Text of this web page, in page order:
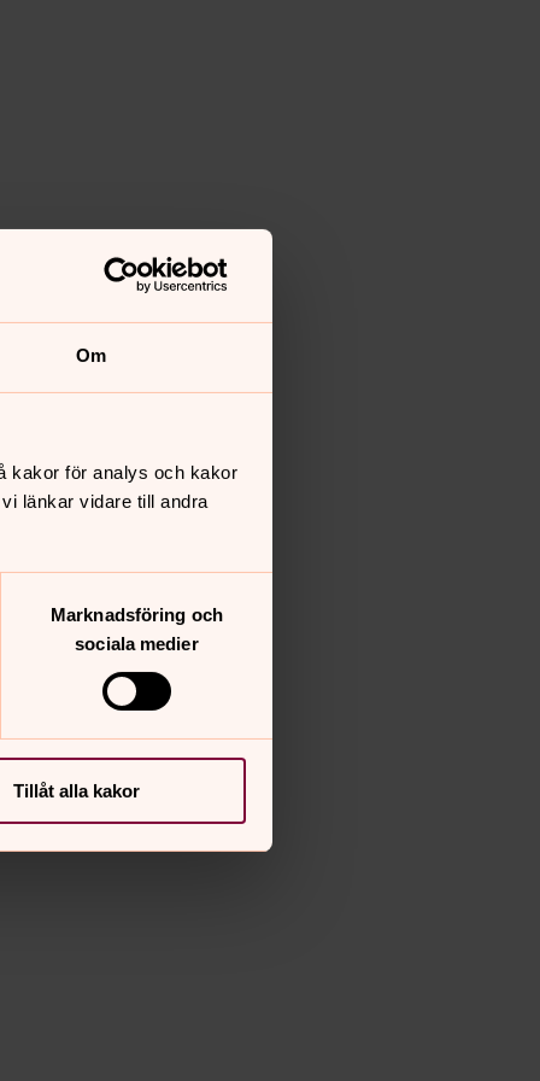
Om
kakor för analys och kakor
länkar vidare till andra
Marknadsföring och
sociala medier
Tillåt alla kakor